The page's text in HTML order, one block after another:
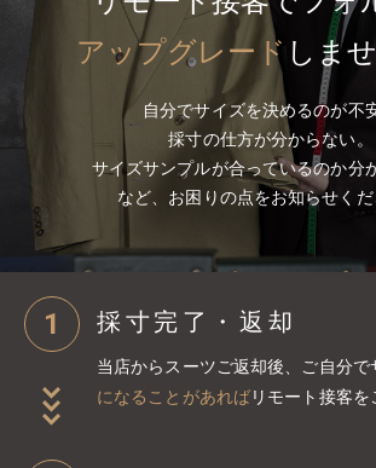
アップグレード しま
自分でサイズを決めるのが不安
採寸の仕方が分からない。
サイズサンプルが合っているのか分
など、 お困りの点をお知らせくだ
1 採寸完了・返却
当店からスーツご返却後、ご自分で
になることがあればリモート接客を